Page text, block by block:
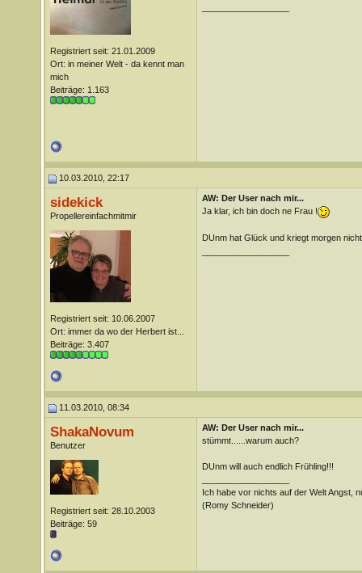
Registriert seit: 21.01.2009
Ort: in meiner Welt - da kennt man
mich
Beiträge: 1.163
10.03.2010, 22:17
sidekick
Propellereinfachmitmir
Registriert seit: 10.06.2007
Ort: immer da wo der Herbert ist...
Beiträge: 3.407
AW: Der User nach mir...
Ja klar, ich bin doch ne Frau !
DUnm hat Glück und kriegt morgen
11.03.2010, 08:34
ShakaNovum
Benutzer
Registriert seit: 28.10.2003
Beiträge: 59
AW: Der User nach mir...
stümmt......warum auch?
DUnm will auch endlich Frühling!!!
Ich habe vor nichts auf der Welt Angst,
(Romy Schneider)